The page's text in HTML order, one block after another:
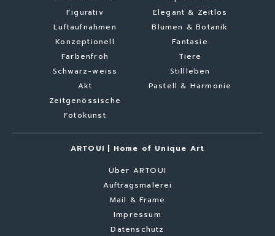
Figurativ
Luftaufnahmen
Konzeptionell
Farbenfroh
Schwarz-weiss
Akt
Zeitgenössische
Fotokunst
Elegant & Zeitlos
Blumen & Botanik
Fantasie
Tiere
Stillleben
Pastell & Harmonie
ARTOUI | Home of Unique Art
Über ARTOUI
Auftragsmalerei
Mail & Frame
Impressum
Datenschutz